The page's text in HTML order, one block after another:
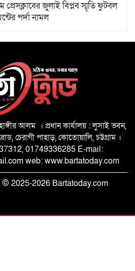
প্রেসক্লাবের জুলাই বিপ্লব স্মৃতি ফুটবল
পর্দা নামল
গড়ার প্রত্যয়ে ৩৫ নম্বর
ওয়ার্ডে যুবদলের বৃক্ষরোপণ
ফেরানোর অভিযোগে চবিতে ফ্যাক্টস
কমিটি
প্রলোভন দেখিয়ে ওষুধ বিক্রি,
আলম । প্রধান কার্যালয় : লুসাই ভবন,
চেরাগী পাহাড়, কোতোয়ালি, চট্টগ্রাম ।
01749336285 E-mail:
web: www.bartatoday.com
2025-2026 Bartatoday.com